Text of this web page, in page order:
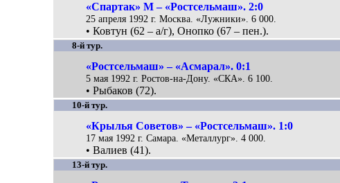
«Спартак» М – «Ростсельмаш». 2:0
25 апреля 1992 г. Москва. «Лужники». 6 000.
• Ковтун (62 – а/г), Онопко (67 – пен.).
8-й тур.
«Ростсельмаш» – «Асмарал». 0:1
5 мая 1992 г. Ростов-на-Дону. «СКА». 6 100.
• Рыбаков (72).
10-й тур.
«Крылья Советов» – «Ростсельмаш». 1:0
17 мая 1992 г. Самара. «Металлург». 4 000.
• Валиев (41).
13-й тур.